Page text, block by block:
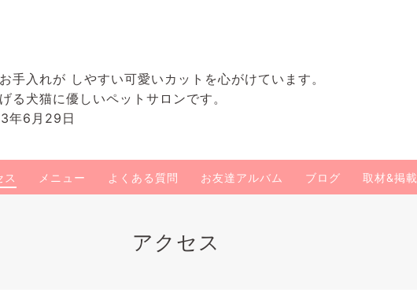
入れが しやすい可愛いカットを心がけています。
る犬猫に優しいペットサロンです。
年6月29日
ス メニュー よくある質問 お友達アルバム ブログ 取材&掲載
アクセス